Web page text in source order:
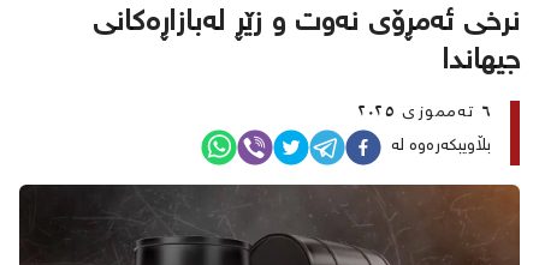
نرخی ئەمڕۆی نەوت و زێڕ لەبازاڕەکانی
جیهاندا
٦ تەمموزی ٢٠٢٥
بڵاویبکەرەوە لە